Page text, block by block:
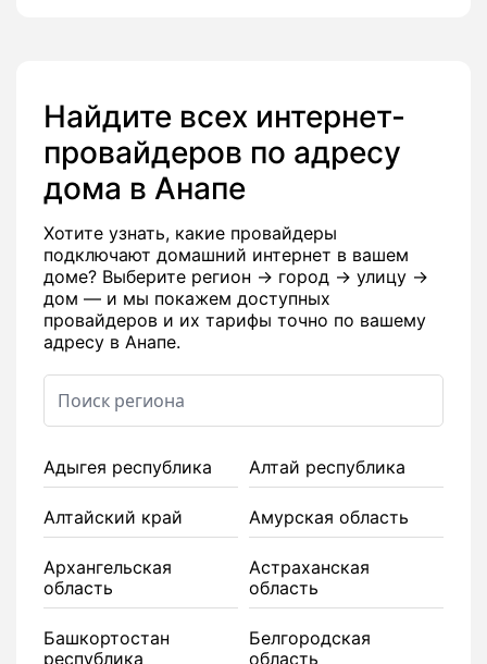
Найдите всех интернет-
провайдеров по адресу
дома в Анапе
Хотите узнать, какие провайдеры
подключают домашний интернет в вашем
доме? Выберите регион → город → улицу →
дом — и мы покажем доступных
провайдеров и их тарифы точно по вашему
адресу в Анапе.
Адыгея республика Алтай республика
Алтайский край Амурская область
Архангельская
область
Астраханская
область
Башкортостан
республика
Белгородская
область